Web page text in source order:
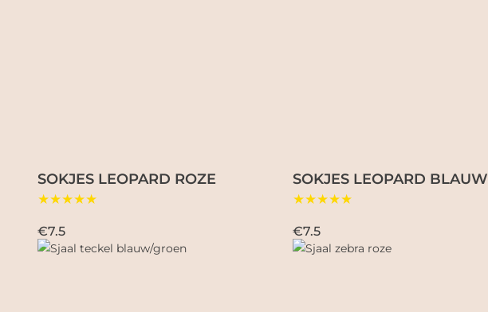
SOKJES LEOPARD ROZE
★★★★★
€7.5
SOKJES LEOPARD BLAUW
★★★★★
€7.5